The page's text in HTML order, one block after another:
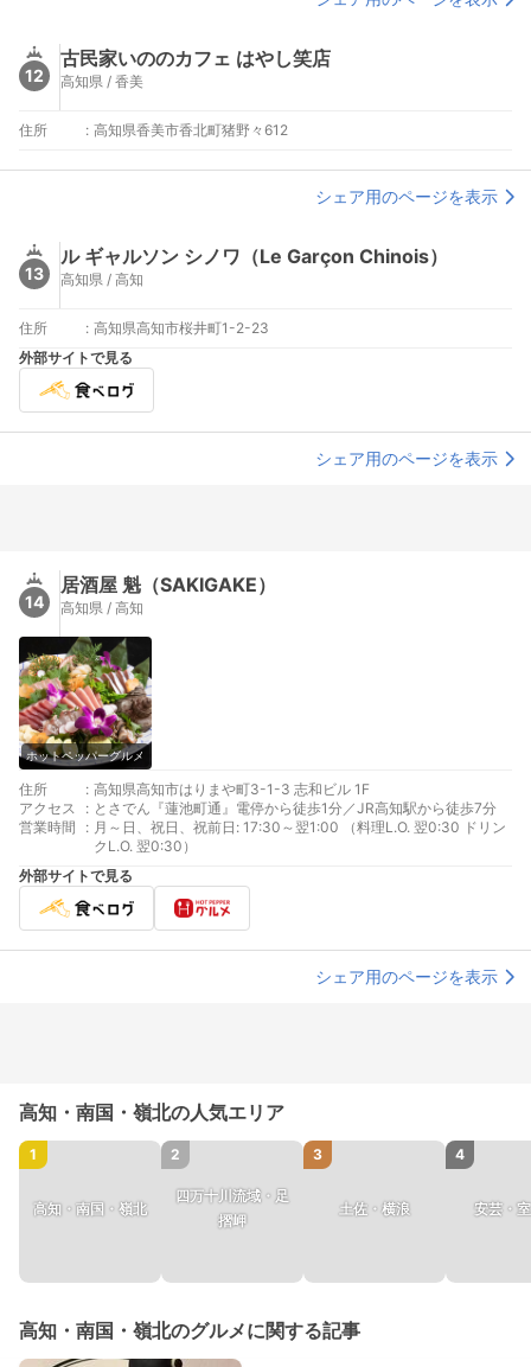
12
古民家いののカフェ はやし笑店
高知県 / 香美
住所 : 高知県香美市香北町猪野々612
シェア用のページを表示
13
ル ギャルソン シノワ（Le Garçon Chinois）
高知県 / 高知
住所 : 高知県高知市桜井町1-2-23
外部サイトで見る
シェア用のページを表示
14
居酒屋 魁（SAKIGAKE）
高知県 / 高知
ホットペッパーグルメ
住所 : 高知県高知市はりまや町3-1-3 志和ビル 1F
アクセス
: とさでん『蓮池町通』電停から徒歩1分／JR高知駅から徒歩7分
営業時間
: 月～日、祝日、祝前日: 17:30～翌1:00 （料理L.O. 翌0:30 ドリン
クL.O. 翌0:30）
外部サイトで見る
シェア用のページを表示
高知・南国・嶺北の人気エリア
1
高知・南国・嶺北
2
四万十川流域・足
摺岬
3
土佐・横浪
4
安芸・
高知・南国・嶺北のグルメに関する記事